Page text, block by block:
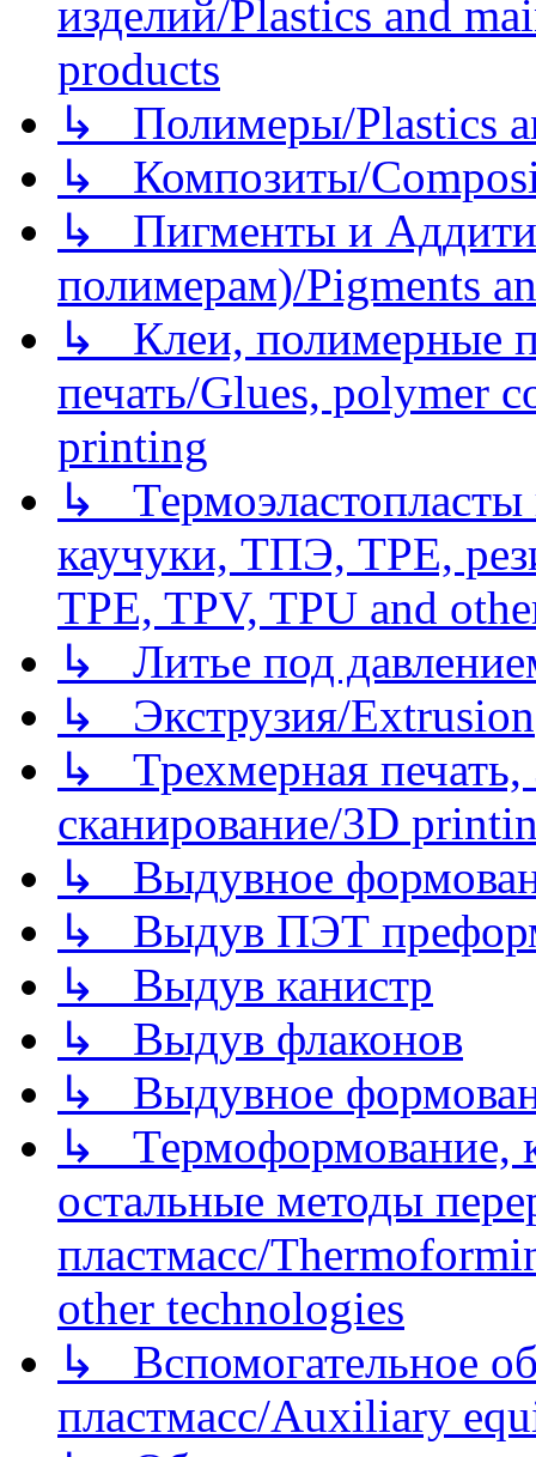
изделий/Plastics and
products
↳ Полимеры/Plastics
↳ Композиты/
↳ Пигменты и
полимерам)/Pigments
↳ Клеи, полимерные
печать/Glues, polymer
printing
↳
каучуки, ТПЭ, TPE,
TPE, TPV, TPU and
↳ Литье под
↳ Экструзия/Extrusion
↳ Трехмерная
сканирование/3D
↳ Выдувное
↳ Выдув ПЭТ
↳ Выдув канистр
↳ Выдув флаконов
↳ Выдувное
↳ Термоформование,
остальные методы
пластмасс/
other technologies
↳ Вспомогательное
пластмасс/Auxiliary